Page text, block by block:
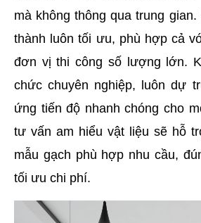
mà không thông qua trung
thành luôn tối ưu, phù hợp cả
đơn vị thi công số lượng lớn.
chức chuyên nghiệp, luôn dự
ứng tiến độ nhanh chóng cho
tư vấn am hiểu vật liệu sẽ hỗ
mẫu gạch phù hợp nhu cầu,
tối ưu chi phí.